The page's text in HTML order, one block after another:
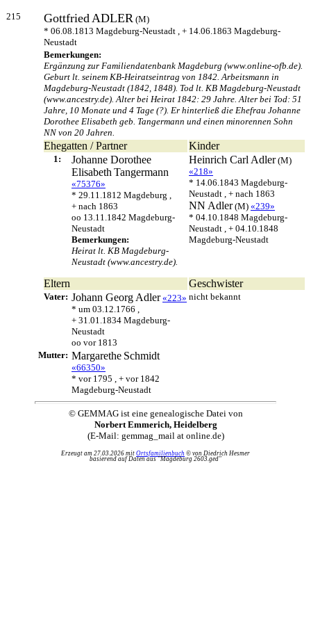
215 GottfriedADLER (M)
* 06.08.1813 Magdeburg-Neustadt , + 14.06.1863 Magdeburg-
Neustadt
Bemerkungen:
Ergänzung zur Familiendatenbank Magdeburg (www.online-ofb.de).
Geburt lt. seinem KB-Heiratseintrag von 1842. Arbeitsmann in
Magdeburg-Neustadt (1842, 1848). Tod lt. KB Magdeburg-Neustadt
(www.ancestry.de). Alter bei Heirat 1842: 29 Jahre. Alter bei Tod: 51
Jahre, 10 Monate und 4 Tage (?). Er hinterließ die Ehefrau Johanne
Dorothee Elisabeth geb. Tangermann und einen minorennen Sohn
NN von 20 Jahren.
Ehegatten / Partner Kinder
1:
Johanne Dorothee
Elisabeth Tangermann
«75376»
* 29.11.1812 Magdeburg ,
+ nach 1863
oo 13.11.1842 Magdeburg-
Neustadt
Bemerkungen:
Heirat lt. KB Magdeburg-
Neustadt (www.ancestry.de).
Heinrich Carl Adler(M)
«218»
* 14.06.1843 Magdeburg-
Neustadt , + nach 1863
NN Adler(M) «239»
* 04.10.1848 Magdeburg-
Neustadt , + 04.10.1848
Magdeburg-Neustadt
Eltern Geschwister
Vater: Johann Georg Adler «223»
* um 03.12.1766 ,
+ 31.01.1834 Magdeburg-
Neustadt
oo vor 1813
nicht bekannt
Mutter: Margarethe Schmidt
«66350»
* vor 1795 , + vor 1842
Magdeburg-Neustadt
© GEMMAG ist eine genealogische Datei von
Norbert Emmerich, Heidelberg
(E-Mail: gemmag_mail at online.de)
Erzeugt am 27.03.2026 mit Ortsfamilienbuch © von Diedrich Hesmer
basierend auf Daten aus "Magdeburg 2603.ged"